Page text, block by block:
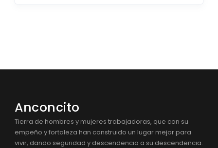
Anconcito
Tierra de hombres y mujeres trabajadoras, que con su
empeño y fortaleza han construido un lugar mejor para
vivir, dando seguridad y descendencia a su descendencia.